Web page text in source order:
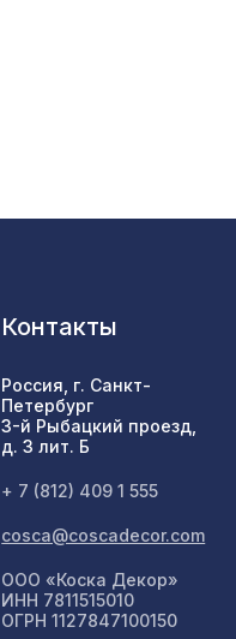
Контакты
Россия, г. Санкт-
Петербург
3-й Рыбацкий проезд,
д. 3 лит. Б
+ 7 (812) 409 1 555
cosca@coscadecor.com
ООО «Коска Декор»
ИНН 7811515010
ОГРН 1127847100150